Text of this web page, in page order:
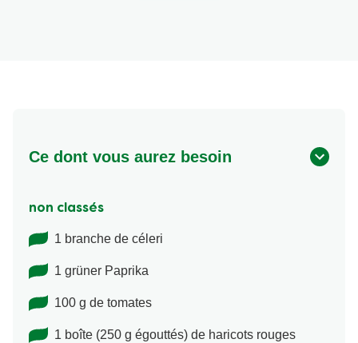
Ce dont vous aurez besoin
non classés
1 branche de céleri
1 grüner Paprika
100 g de tomates
1 boîte (250 g égouttés) de haricots rouges